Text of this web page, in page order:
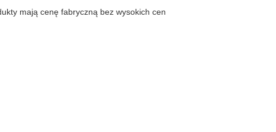
mają cenę fabryczną bez wysokich cen